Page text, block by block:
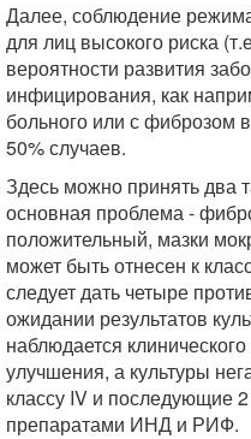
Далее, соблюдение
для лиц высокого риска
вероятности развития
инфицирования, как
больного или с фиброзом
50% случаев.
Здесь можно принять два
основная проблема -
положительный, мазки
может быть отнесен к
следует дать четыре
ожидании результатов
наблюдается
улучшения, а культуры
классу IV и последующие
препаратами ИНД и РИФ.